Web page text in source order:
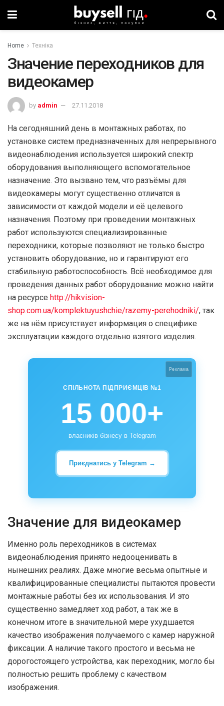
Home Техніка
Значение переходников для
видеокамер
by admin 27.11.2018
На сегодняшний день в монтажных работах, по
установке систем предназначенных для непрерывного
видеонаблюдения используется широкий спектр
оборудования выполняющего вспомогательное
назначение. Это вызвано тем, что разъёмы для
видеокамеры могут существенно отличатся в
зависимости от каждой модели и её целевого
назначения. Поэтому при проведении монтажных
работ используются специализированные
переходники, которые позволяют не только быстро
установить оборудование, но и гарантируют его
стабильную работоспособность. Всё необходимое для
проведения данных работ оборудование можно найти
на ресурсе http://hikvision-
shop.com.ua/komplektuyushchie/razemy-perehodniki/, так
же на нём присутствует информация о специфике
эксплуатации каждого отдельно взятого изделия.
Реклама
СПІЛЬНОТА ПІДПРИЄМЦІВ №1
15 000+
власників бізнесу в Telegram
Приєднатись у Telegram →
Значение для видеокамер
Именно роль переходников в системах
видеонаблюдения принято недооценивать в
нынешних реалиях. Даже многие весьма опытные и
квалифицированные специалисты пытаются провести
монтажные работы без их использования. И это
существенно замедляет ход работ, а так же в
конечном итоге в значительной мере ухудшается
качество изображения получаемого с камер наружной
фиксации. А наличие такого простого и весьма не
дорогостоящего устройства, как переходник, могло бы
полностью решить проблему с качеством
изображения.